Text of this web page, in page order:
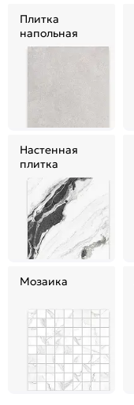
Плитка
напольная
Настенная
плитка
Мозаика